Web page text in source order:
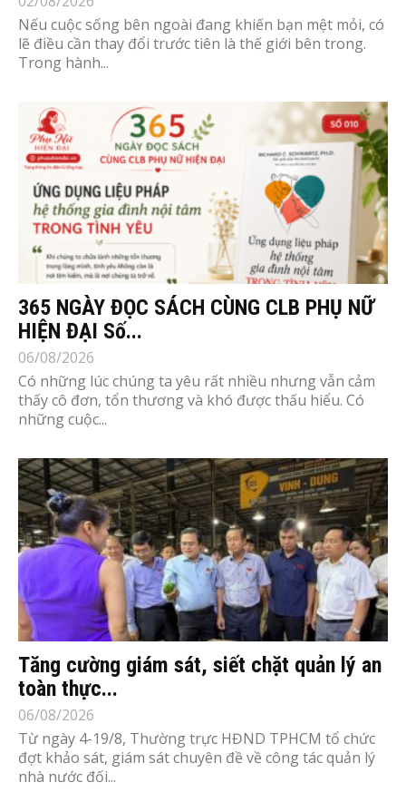
Nếu cuộc sống bên ngoài đang khiến bạn mệt mỏi, có
lẽ điều cần thay đổi trước tiên là thế giới bên trong.
Trong hành...
365 NGÀY ĐỌC SÁCH CÙNG CLB PHỤ NỮ
HIỆN ĐẠI Số...
06/08/2026
Có những lúc chúng ta yêu rất nhiều nhưng vẫn cảm
thấy cô đơn, tổn thương và khó được thấu hiểu. Có
những cuộc...
Tăng cường giám sát, siết chặt quản lý an
toàn thực...
06/08/2026
Từ ngày 4-19/8, Thường trực HĐND TPHCM tổ chức
đợt khảo sát, giám sát chuyên đề về công tác quản lý
nhà nước đối...